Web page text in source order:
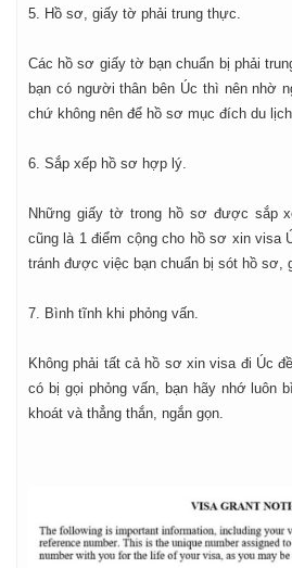
5. Hồ sơ, giấy tờ phải trung thực.
Các hồ sơ giấy tờ bạn chuẩn bị phải
bạn có người thân bên Úc thì nên nhờ
chứ không nên để hồ sơ mục đích du lịch.
6. Sắp xếp hồ sơ hợp lý.
Những giấy tờ trong hồ sơ được sắp
cũng là 1 điểm cộng cho hồ sơ xin visa
tránh được việc bạn chuẩn bị sót hồ sơ,
7. Bình tĩnh khi phỏng vấn.
Không phải tất cả hồ sơ xin visa đi Úc
có bị gọi phỏng vấn, bạn hãy nhớ luôn
khoát và thẳng thắn, ngắn gọn.